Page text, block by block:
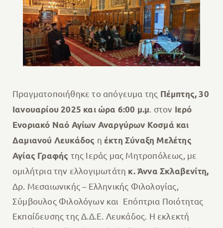
Πραγματοποιήθηκε το απόγευμα της Πέμπτης, 30
Ιανουαρίου 2025 και ώρα 6:00 μ.μ. στον Ιερό
Ενοριακό Ναό Αγίων Αναργύρων Κοσμά και
Δαμιανού Λευκάδος η έκτη Σύναξη Μελέτης
Αγίας Γραφής της Ιεράς μας Μητροπόλεως, με
ομιλήτρια την ελλογιμωτάτη κ. Άννα Σκλαβενίτη,
Δρ. Μεσαιωνικής – Ελληνικής Φιλολογίας,
Σύμβουλος Φιλολόγων και Επόπτρια Ποιότητας
Εκπαίδευσης της Δ.Δ.Ε. Λευκάδος. Η εκλεκτή